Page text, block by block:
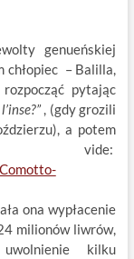
genueńskiej
chłopiec – Balilla,
pytając
, (gdy grozili
a potem
vide:
ona wypłacenie
milionów liwrów,
kilku